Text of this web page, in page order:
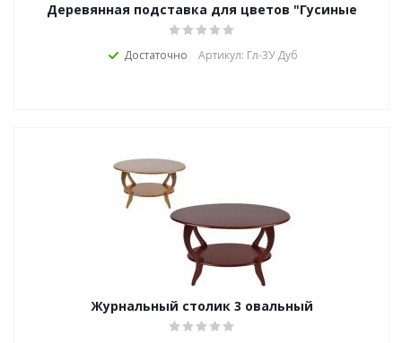
Деревянная подставка для цветов "Гусиные
лапки-3У"
Достаточно Артикул: Гл-3У Дуб
Журнальный столик 3 овальный